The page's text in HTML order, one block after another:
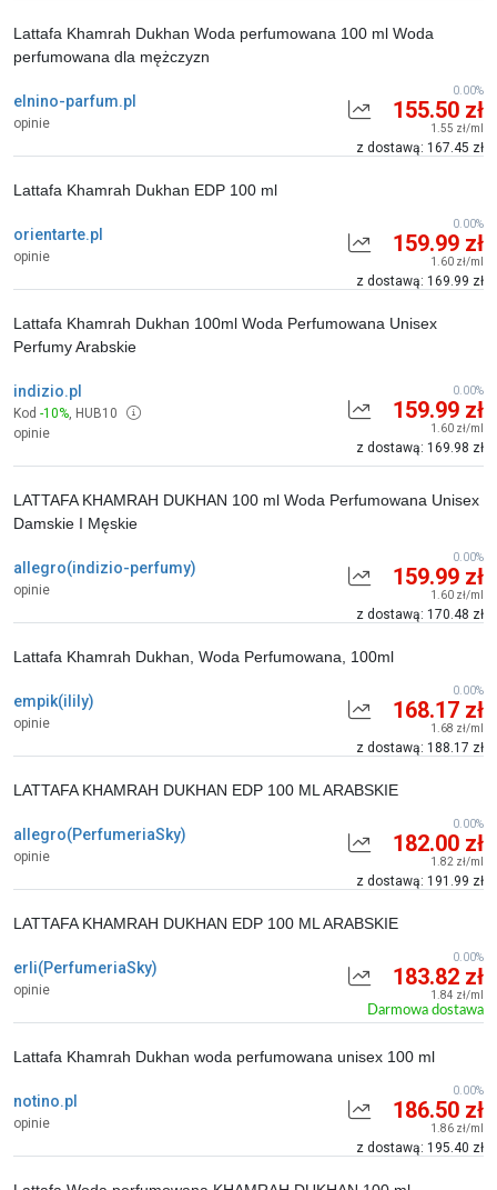
elnino-parfum.pl
opinie
Lattafa Khamrah Dukhan Woda perfumowana 100 ml Woda
perfumowana dla mężczyzn
155.50 zł
1.55 zł/ml
z dostawą: 167.45 zł
0.00%
orientarte.pl
opinie
Lattafa Khamrah Dukhan EDP 100 ml
159.99 zł
1.60 zł/ml
z dostawą: 169.99 zł
0.00%
indizio.pl
Kod -10%, HUB10
opinie
Lattafa Khamrah Dukhan 100ml Woda Perfumowana Unisex
Perfumy Arabskie
159.99 zł
1.60 zł/ml
z dostawą: 169.98 zł
0.00%
allegro(indizio-perfumy)
opinie
LATTAFA KHAMRAH DUKHAN 100 ml Woda Perfumowana Unisex
Damskie I Męskie
159.99 zł
1.60 zł/ml
z dostawą: 170.48 zł
0.00%
empik(ilily)
opinie
Lattafa Khamrah Dukhan, Woda Perfumowana, 100ml
168.17 zł
1.68 zł/ml
z dostawą: 188.17 zł
0.00%
allegro(PerfumeriaSky)
opinie
LATTAFA KHAMRAH DUKHAN EDP 100 ML ARABSKIE
182.00 zł
1.82 zł/ml
z dostawą: 191.99 zł
0.00%
erli(PerfumeriaSky)
opinie
LATTAFA KHAMRAH DUKHAN EDP 100 ML ARABSKIE
183.82 zł
1.84 zł/ml
Darmowa dostawa
0.00%
notino.pl
opinie
Lattafa Khamrah Dukhan woda perfumowana unisex 100 ml
186.50 zł
1.86 zł/ml
z dostawą: 195.40 zł
0.00%